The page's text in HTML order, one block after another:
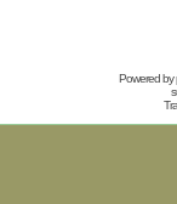
Powered by